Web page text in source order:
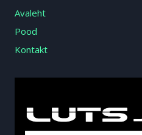
Avaleht
Pood
Kontakt